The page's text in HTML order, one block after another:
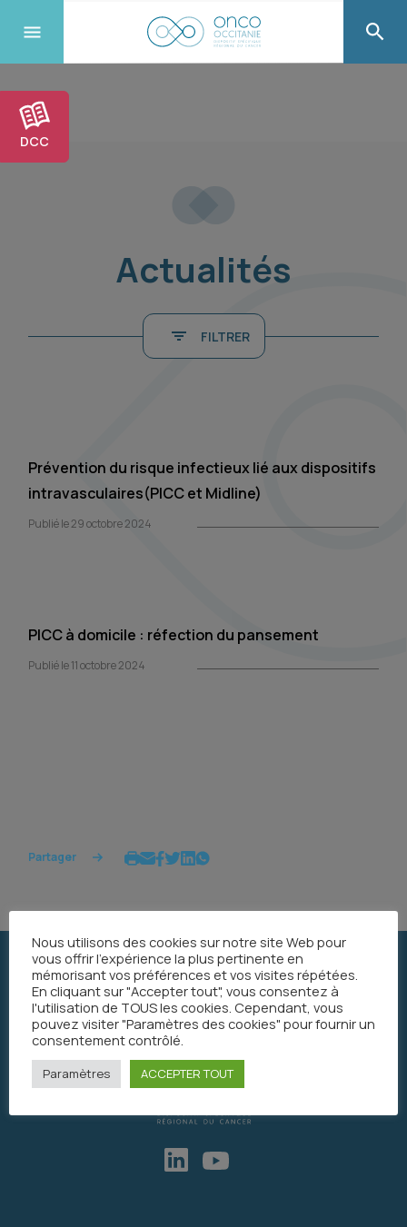
DCC
Actualités
FILTRER
Prévention du risque infectieux lié aux dispositifs
intravasculaires(PICC et Midline)
Publié le 29 octobre 2024
PICC à domicile : réfection du pansement
Publié le 11 octobre 2024
Partager
Nous utilisons des cookies sur notre site Web pour
vous offrir l'expérience la plus pertinente en
mémorisant vos préférences et vos visites répétées.
En cliquant sur "Accepter tout", vous consentez à
l'utilisation de TOUS les cookies. Cependant, vous
pouvez visiter "Paramètres des cookies" pour fournir un
consentement contrôlé.
Paramètres ACCEPTER TOUT